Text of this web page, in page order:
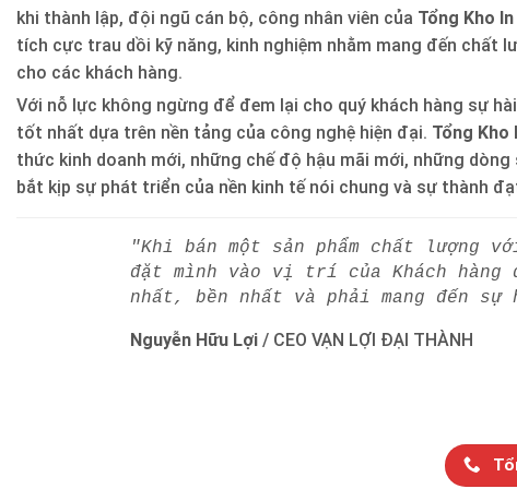
khi thành lập, đội ngũ cán bộ, công nhân viên của Tổng Kho
tích cực trau dồi kỹ năng, kinh nghiệm nhằm mang đến chất
cho các khách hàng.
Với nỗ lực không ngừng để đem lại cho quý khách hàng sự
tốt nhất dựa trên nền tảng của công nghệ hiện đại. Tổng Kho
thức kinh doanh mới, những chế độ hậu mãi mới, những
bắt kịp sự phát triển của nền kinh tế nói chung và sự thành
"Khi bán một sản phẩm chất
đặt mình vào vị trí của Khách
nhất, bền nhất và phải mang đến
Nguyễn Hữu Lợi / CEO VẠN LỢI ĐẠI THÀNH